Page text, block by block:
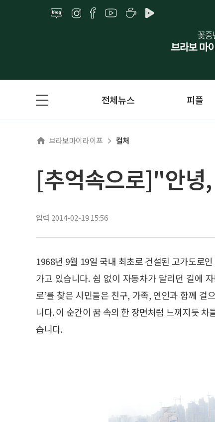
전체뉴스 피플
브라보마이라이프 컬처
[추억속으로]"안녕
입력 2014-02-19 15:56
1968년 9월 19일 국내 최초로 건설된 고가도로
가고 있습니다. 쉼 없이 자동차가 달리던 길에
로’를 찾은 시민들은 친구, 가족, 연인과 함께
니다. 이 순간이 꿈 속의 한 장면처럼 느껴지듯
습니다.